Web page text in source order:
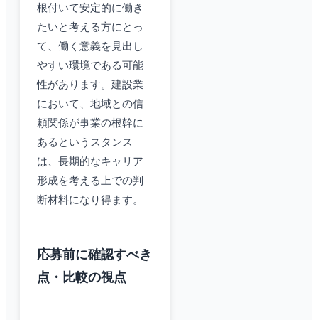
根付いて安定的に働き
たいと考える方にとっ
て、働く意義を見出し
やすい環境である可能
性があります。建設業
において、地域との信
頼関係が事業の根幹に
あるというスタンス
は、長期的なキャリア
形成を考える上での判
断材料になり得ます。
応募前に確認すべき
点・比較の視点